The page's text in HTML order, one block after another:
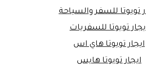
تويوتا للسفر والسياحة
تويوتا للسفريات
ايجار تويوتا هاي اس
ايجار تويوتا هايس